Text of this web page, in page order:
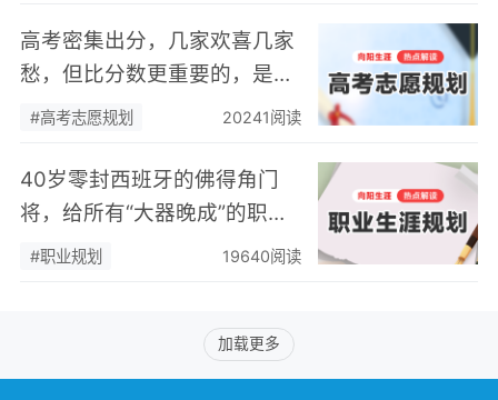
高考密集出分，几家欢喜几家
愁，但比分数更重要的，是孩
子未来30年的“人生职愿”
#高考志愿规划 20241阅读
40岁零封西班牙的佛得角门
将，给所有“大器晚成”的职场
人上了一课
#职业规划 19640阅读
加载更多